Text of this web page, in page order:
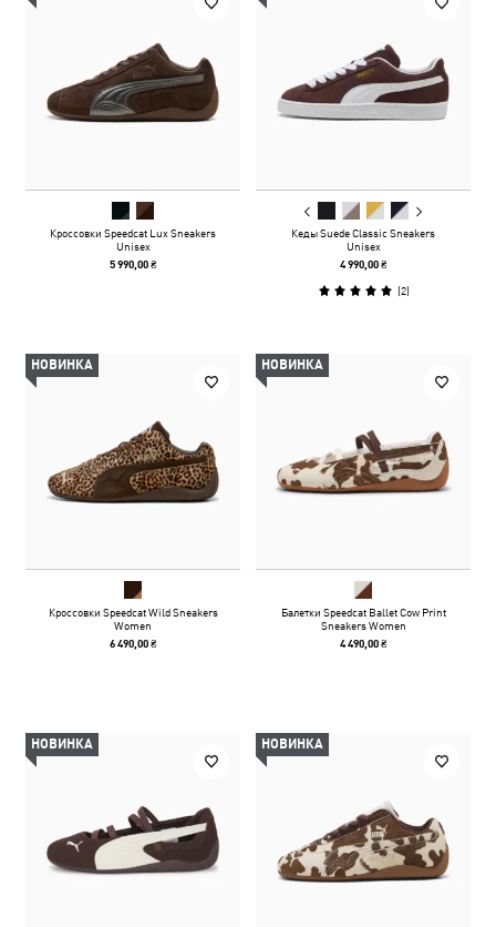
Кроссовки Speedcat Lux Sneakers
Unisex
5 990,00 ₴
Кеды Suede Classic Sneakers
Unisex
4 990,00 ₴
(2)
НОВИНКА
Кроссовки Speedcat Wild Sneakers
Women
6 490,00 ₴
НОВИНКА
Балетки Speedcat Ballet Cow Print
Sneakers Women
4 490,00 ₴
НОВИНКА НОВИНКА